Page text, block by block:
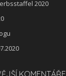
2020
KOMENTÁŘE